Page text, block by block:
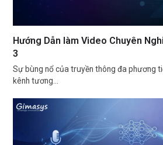
Hướng Dẫn làm Video Chuyên
3
Sự bùng nổ của truyền thông đa phương
kênh tương…